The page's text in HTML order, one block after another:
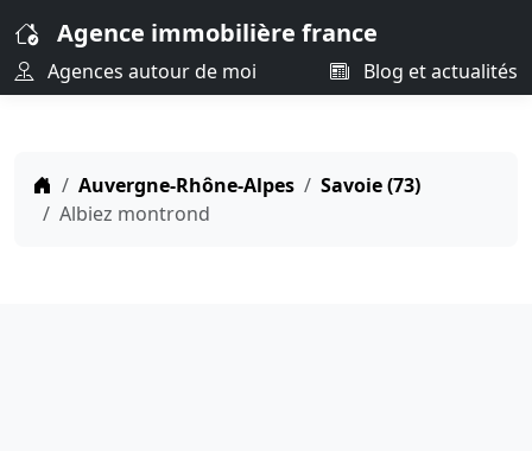
Agence immobilière france
Agences autour de moi Blog et actualités
Auvergne-Rhône-Alpes
Savoie (73)
Albiez montrond